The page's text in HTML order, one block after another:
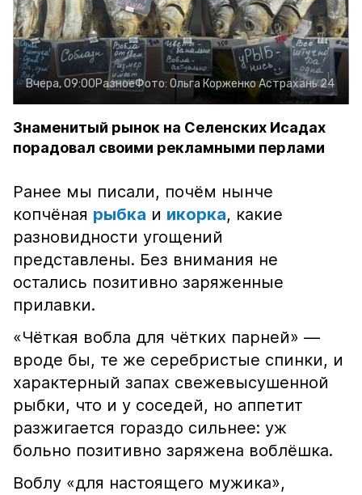
Вчера, 09:00РазноеФото: Ольга КорженкоАстрахань 24
Знаменитый рынок на Селенских Исадах
порадовал своими рекламными перлами
Ранее мы писали, почём нынче
копчёная рыбка и икорка, какие
разновидности угощений
представлены. Без внимания не
остались позитивно заряженные
прилавки.
«Чёткая вобла для чётких парней» —
вроде бы, те же серебристые спинки, и
характерный запах свежевысушенной
рыбки, что и у соседей, но аппетит
разжигается гораздо сильнее: уж
больно позитивно заряжена воблёшка.
Воблу «для настоящего мужика»,